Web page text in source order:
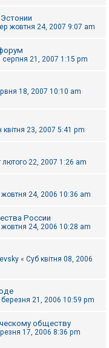
жовтня 24, 2007 9:07 am
серпня 21, 2007 1:15 pm
18, 2007 10:10 am
квітня 23, 2007 5:41 pm
лютого 22, 2007 1:26 am
жовтня 24, 2006 10:36 am
России
жовтня 24, 2006 10:28 am
« Суб квітня 08, 2006
березня 21, 2006 10:59 pm
обществу
17, 2006 8:36 pm